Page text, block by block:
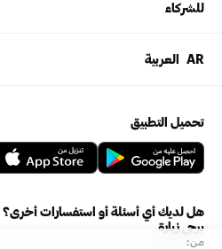
من:
للشركاء
AR العربية
تحميل التطبيق
هل لديك أي أسئلة أو استفسارات أخرى؟
يرجى زيارة